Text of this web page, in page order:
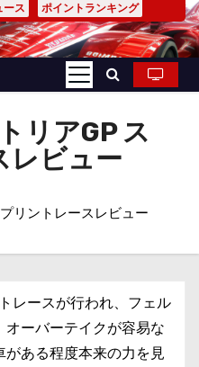
ース ポイントランキング
リアGP ス
レビュー
リントレースレビュー
レースが行われ、フェル
ーバーテイクが容易な
ある程度本来の力を見